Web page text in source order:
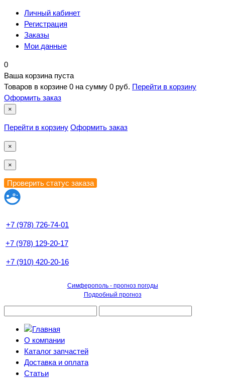
Личный кабинет
Регистрация
Заказы
Мои данные
0
Ваша корзина пуста
Товаров в корзине 0 на сумму 0 руб. Перейти в корзину
Оформить заказ
×
Перейти в корзину Оформить заказ
×
×
+7 (978) 726-74-01
+7 (978) 129-20-17
+7 (910) 420-20-16
Симферополь - прогноз погоды
Подробный прогноз
О компании
Каталог запчастей
Доставка и оплата
Статьи